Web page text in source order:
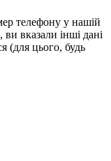
телефону у нашій
вказали інші дані
(для цього, будь